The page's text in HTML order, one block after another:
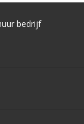
bedrijf